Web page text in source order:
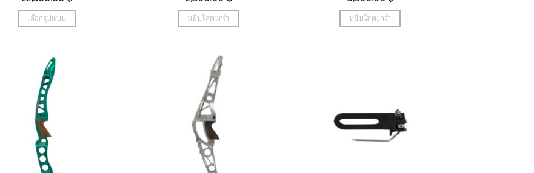
เลือกรูปแบบ
has
multiple
variants.
The
options
may
be
chosen
หยิบใส่ตะกร้า หยิบใส่ตะกร้า